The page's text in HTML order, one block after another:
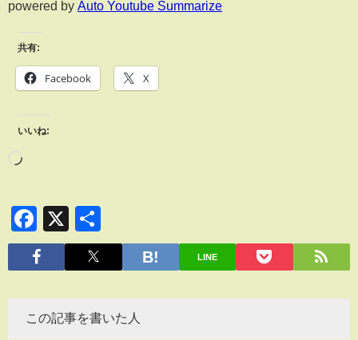
powered by Auto Youtube Summarize
共有:
Facebook X
いいね:
Facebook
X
有
LINE
この記事を書いた人